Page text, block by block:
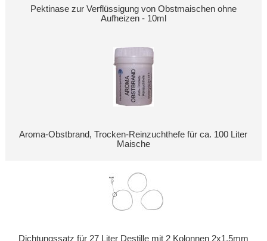
Pektinase zur Verflüssigung von Obstmaischen ohne
Aufheizen - 10ml
Aroma-Obstbrand, Trocken-Reinzuchthefe für ca. 100 Liter
Maische
Dichtungssatz für 27 Liter Destille mit 2 Kolonnen 2x1,5mm